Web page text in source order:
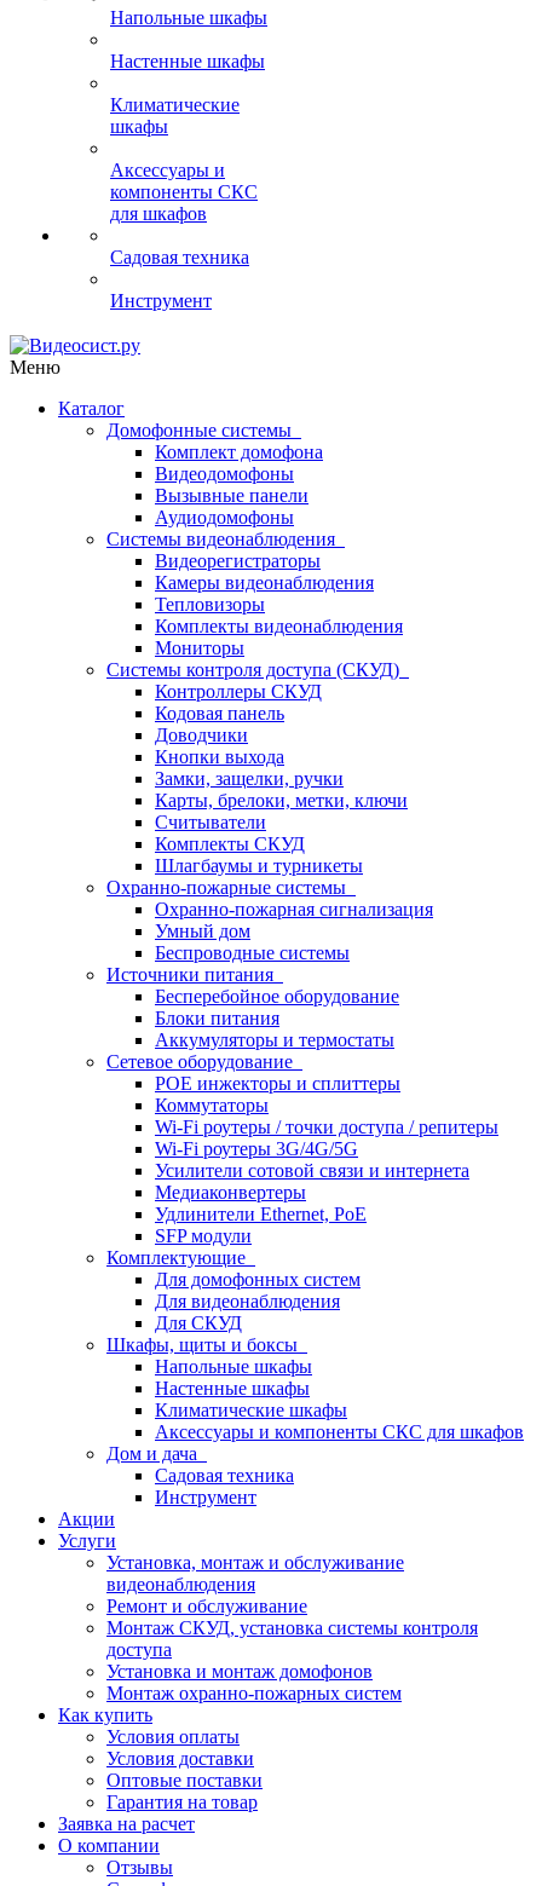
Напольные шкафы
Настенные шкафы
Климатические
шкафы
Аксессуары и
компоненты СКС
для шкафов
Садовая техника
Инструмент
Меню
Каталог
Домофонные системы
Комплект домофона
Видеодомофоны
Вызывные панели
Аудиодомофоны
Системы видеонаблюдения
Видеорегистраторы
Камеры видеонаблюдения
Тепловизоры
Комплекты видеонаблюдения
Мониторы
Системы контроля доступа (СКУД)
Контроллеры СКУД
Кодовая панель
Доводчики
Кнопки выхода
Замки, защелки, ручки
Карты, брелоки, метки, ключи
Считыватели
Комплекты СКУД
Шлагбаумы и турникеты
Охранно-пожарные системы
Охранно-пожарная сигнализация
Умный дом
Беспроводные системы
Источники питания
Бесперебойное оборудование
Блоки питания
Аккумуляторы и термостаты
Сетевое оборудование
POE инжекторы и сплиттеры
Коммутаторы
Wi-Fi роутеры / точки доступа / репитеры
Wi-Fi роутеры 3G/4G/5G
Усилители сотовой связи и интернета
Медиаконвертеры
Удлинители Ethernet, PoE
SFP модули
Комплектующие
Для домофонных систем
Для видеонаблюдения
Для СКУД
Шкафы, щиты и боксы
Напольные шкафы
Настенные шкафы
Климатические шкафы
Аксессуары и компоненты СКС для шкафов
Дом и дача
Садовая техника
Инструмент
Акции
Услуги
Установка, монтаж и обслуживание
видеонаблюдения
Ремонт и обслуживание
Монтаж СКУД, установка системы контроля
доступа
Установка и монтаж домофонов
Монтаж охранно-пожарных систем
Как купить
Условия оплаты
Условия доставки
Оптовые поставки
Гарантия на товар
Заявка на расчет
О компании
Отзывы